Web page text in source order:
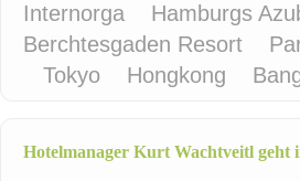
Internorga
Hamburgs
Berchtesgaden Resort
Tokyo
Hongkong
Hotelmanager Kurt Wachtveitl geht